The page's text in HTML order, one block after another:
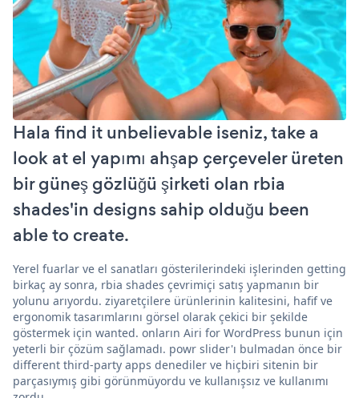
Hala find it unbelievable iseniz, take a
look at el yapımı ahşap çerçeveler üreten
bir güneş gözlüğü şirketi olan rbia
shades'in designs sahip olduğu been
able to create.
Yerel fuarlar ve el sanatları gösterilerindeki işlerinden getting
birkaç ay sonra, rbia shades çevrimiçi satış yapmanın bir
yolunu arıyordu. ziyaretçilere ürünlerinin kalitesini, hafif ve
ergonomik tasarımlarını görsel olarak çekici bir şekilde
göstermek için wanted. onların Airi for WordPress bunun için
yeterli bir çözüm sağlamadı. powr slider'ı bulmadan önce bir
different third-party apps denediler ve hiçbiri sitenin bir
parçasıymış gibi görünmüyordu ve kullanışsız ve kullanımı